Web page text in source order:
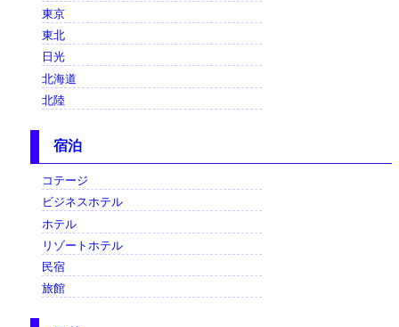
東京
東北
日光
北海道
北陸
宿泊
コテージ
ビジネスホテル
ホテル
リゾートホテル
民宿
旅館